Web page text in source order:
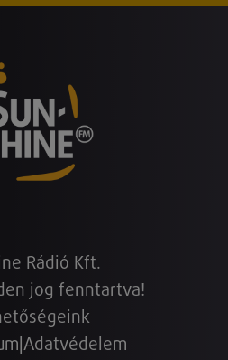
Rádió Kft.
jog fenntartva!
Adatvédelem